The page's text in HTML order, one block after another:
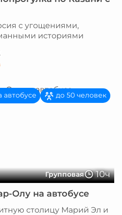
с угощениями,
историями
Групповая 10ч
автобусе до 50 человек
Олу на автобусе
столицу Марий Эл и